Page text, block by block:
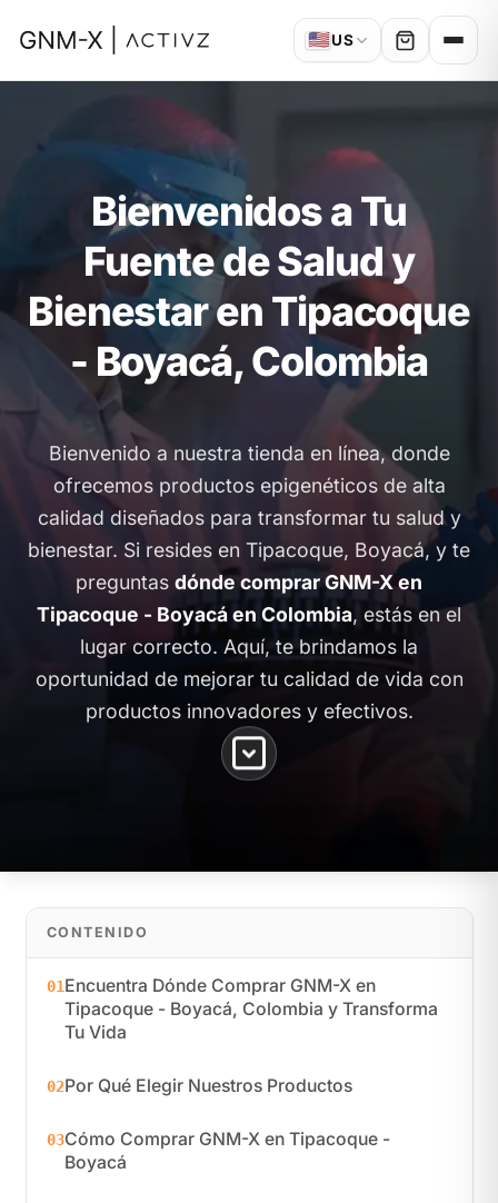
🇺🇸US
Bienvenidos a Tu
Fuente de Salud y
Bienestar en Tipacoque
- Boyacá, Colombia
Bienvenido a nuestra tienda en línea, donde
ofrecemos productos epigenéticos de alta
calidad diseñados para transformar tu salud y
bienestar. Si resides en Tipacoque, Boyacá, y te
preguntas dónde comprar GNM-X en
Tipacoque - Boyacá en Colombia, estás en el
lugar correcto. Aquí, te brindamos la
oportunidad de mejorar tu calidad de vida con
productos innovadores y efectivos.
CONTENIDO
01Encuentra Dónde Comprar GNM-X en
Tipacoque - Boyacá, Colombia y Transforma
Tu Vida
02Por Qué Elegir Nuestros Productos
03Cómo Comprar GNM-X en Tipacoque -
Boyacá